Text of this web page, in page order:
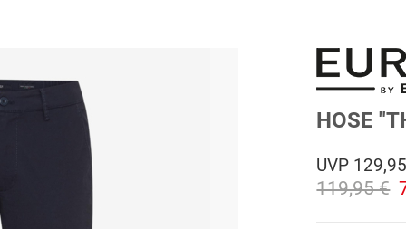
HOSE
UVP
119,95 €